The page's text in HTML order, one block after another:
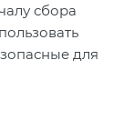
сбора
для